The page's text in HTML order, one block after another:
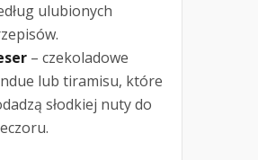
ulubionych
– czekoladowe
lub tiramisu, które
słodkiej nuty do